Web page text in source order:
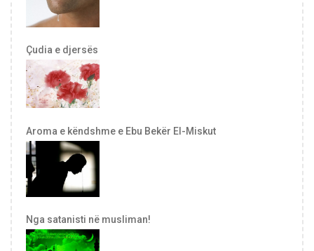
Çudia e djersës
Aroma e këndshme e Ebu Bekër El-Miskut
Nga satanisti në musliman!